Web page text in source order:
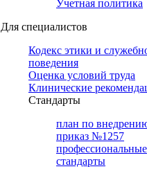
Учетная политика
Для специалистов
Кодекс этики и
поведения
Оценка условий труда
Клинические
Cтандарты
план по
приказ №1257
профессиональные
стандарты